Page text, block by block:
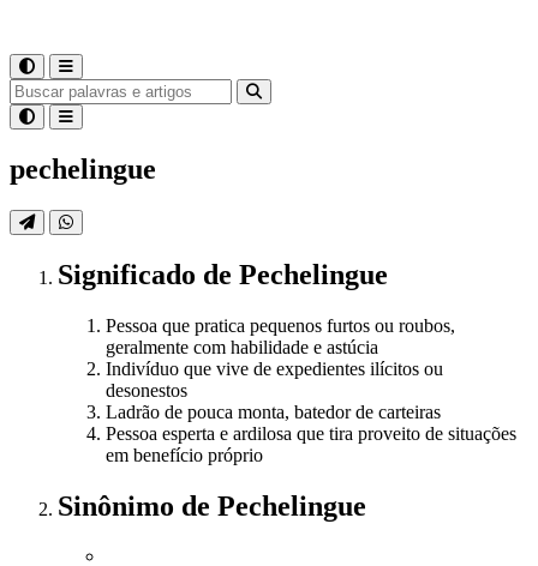
pechelingue
Significado de Pechelingue
Pessoa que pratica pequenos furtos ou roubos,
geralmente com habilidade e astúcia
Indivíduo que vive de expedientes ilícitos ou
desonestos
Ladrão de pouca monta, batedor de carteiras
Pessoa esperta e ardilosa que tira proveito de situações
em benefício próprio
Sinônimo de Pechelingue